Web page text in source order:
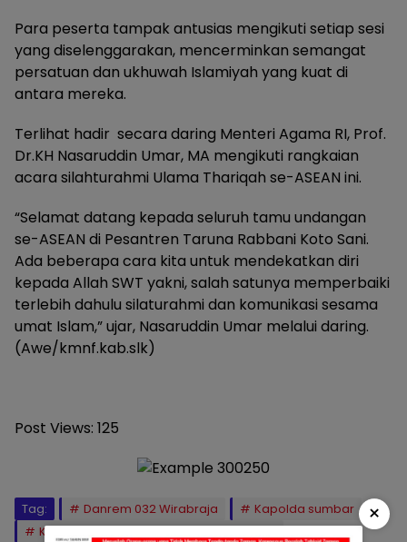
Para peserta tampak antusias mengikuti setiap sesi
yang diselenggarakan, mencerminkan semangat
persatuan dan ukhuwah Islamiyah yang kuat di
antara mereka.
Terlihat hadir secara daring Menteri Agama RI, Prof.
Dr.KH Nasaruddin Umar, MA mengikuti rangkaian
acara silahturahmi Ulama Thariqah se-ASEAN ini.
“Selamat datang kepada seluruh tamu undangan
se-ASEAN di Pesantren Taruna Rabbani Koto Sani.
Ada beberapa cara kita untuk mendekatkan diri
kepada Allah SWT yakni, salah satunya memperbaiki
terlebih dahulu silaturahmi dan komunikasi sesama
umat Islam,” ujar, Nasaruddin Umar melalui daring.
(Awe/kmnf.kab.slk)
Post Views: 125
Tag: Danrem 032 Wirabraja
Kapolda sumbar
Ketua DPRD Kabupaten Solok Ivoni Munir
×